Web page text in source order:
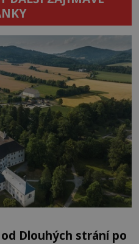
Dlouhých strání po